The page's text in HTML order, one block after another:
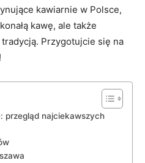
⁣kawiarnie w Polsce,
kawę, ale także
Przygotujcie się na
przegląd najciekawszych